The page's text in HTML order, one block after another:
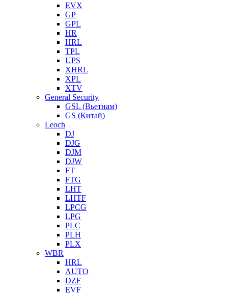
EVX
GP
GPL
HR
HRL
TPL
UPS
XHRL
XPL
XTV
General Security
GSL (Вьетнам)
GS (Китай)
Leoch
DJ
DJG
DJM
DJW
FT
FTG
LHT
LHTF
LPCG
LPG
PLC
PLH
PLX
WBR
HRL
AUTO
DZF
EVF